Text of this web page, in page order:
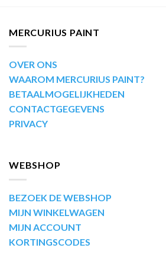
MERCURIUS PAINT
OVER ONS
WAAROM MERCURIUS PAINT?
BETAALMOGELIJKHEDEN
CONTACTGEGEVENS
PRIVACY
WEBSHOP
BEZOEK DE WEBSHOP
MIJN WINKELWAGEN
MIJN ACCOUNT
KORTINGSCODES